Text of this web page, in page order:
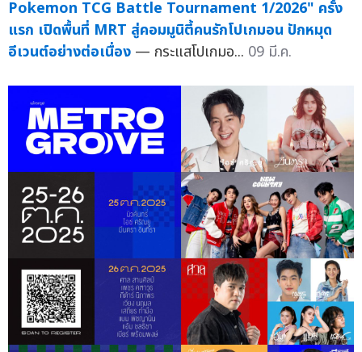
Pokemon TCG Battle Tournament 1/2026" ครั้ง
แรก เปิดพื้นที่ MRT สู่คอมมูนิตี้คนรักโปเกมอน ปักหมุด
อีเวนต์อย่างต่อเนื่อง — กระแสโปเกมอ... 09 มี.ค.